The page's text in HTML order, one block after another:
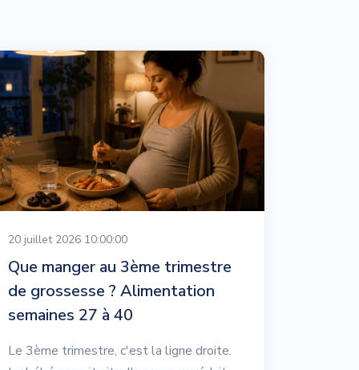
20 juillet 2026 10:00:00
Que manger au 3ème trimestre
de grossesse ? Alimentation
semaines 27 à 40
Le 3ème trimestre, c'est la ligne droite.